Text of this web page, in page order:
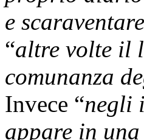
e
“altre volte il
comunanza
Invece “negli
appare in